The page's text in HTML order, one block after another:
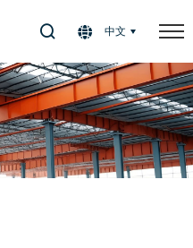
中文